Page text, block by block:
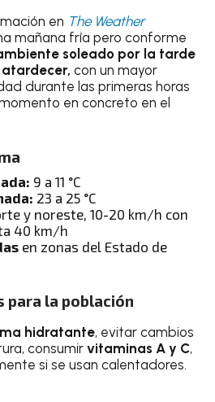
en The Weather
mañana fría pero conforme
soleado por la tarde
con un mayor
durante las primeras horas
en concreto en el
9 a 11 °C
23 a 25 °C
y noreste, 10-20 km/h con
40 km/h
en zonas del Estado de
para la población
hidratante, evitar cambios
consumirvitaminas A y C,
si se usan calentadores.